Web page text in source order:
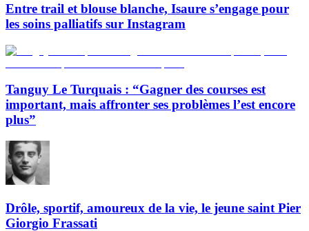
Entre trail et blouse blanche, Isaure s’engage pour
les soins palliatifs sur Instagram
Tanguy Le Turquais : “Gagner des courses est
important, mais affronter ses problèmes l’est encore
plus”
Drôle, sportif, amoureux de la vie, le jeune saint Pier
Giorgio Frassati